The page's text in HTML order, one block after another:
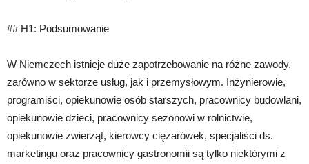
## H1: Podsumowanie
W Niemczech istnieje duże zapotrzebowanie na różne zawody,
zarówno w sektorze usług, jak i przemysłowym. Inżynierowie,
programiści, opiekunowie osób starszych, pracownicy budowlani,
opiekunowie dzieci, pracownicy sezonowi w rolnictwie,
opiekunowie zwierząt, kierowcy ciężarówek, specjaliści ds.
marketingu oraz pracownicy gastronomii są tylko niektórymi z